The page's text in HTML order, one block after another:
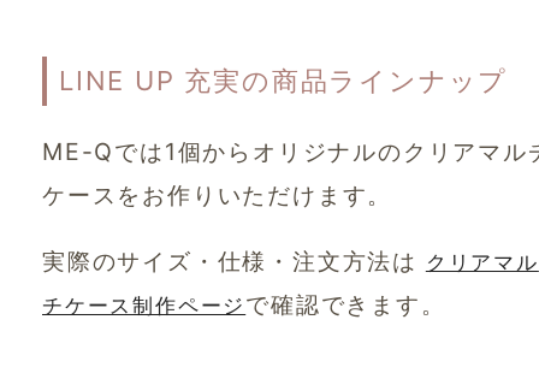
LINE UP 充実の商品ラインナップ
ME-Qでは1個からオリジナルのクリアマル
ケースをお作りいただけます。
実際のサイズ・仕様・注文方法は クリアマル
チケース制作ページで確認できます。